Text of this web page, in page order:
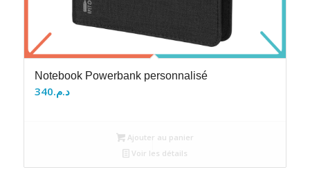
Notebook Powerbank personnalisé
د.م.340
Ajouter au panier
Voir les détails